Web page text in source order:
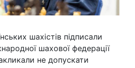
шахістів підписали
шахової федерації
не допускати